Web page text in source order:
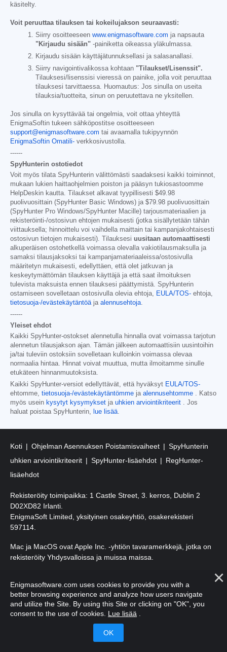
käsitelty.
Voit peruuttaa tilauksen tai kokeilujakson seuraavasti:
Siirry osoitteeseen www.enigmasoftware.com ja napsauta
"Kirjaudu sisään" -painiketta oikeassa yläkulmassa.
Kirjaudu sisään käyttäjätunnuksellasi ja salasanallasi.
Siirry navigointivalikossa kohtaan "Tilaukset/Lisenssit".
Tilauksesi/lisenssisi vieressä on painike, jolla voit peruuttaa
tilauksesi tarvittaessa. Huomautus: Jos sinulla on useita
tilauksia/tuotteita, sinun on peruutettava ne yksitellen.
Jos sinulla on kysyttävää tai ongelmia, voit ottaa yhteyttä
EnigmaSoftin tukeen sähköpostitse osoitteeseen
support@enigmasoftware.com tai avaamalla tukipyynnön
EnigmaSoftin Omatili- verkkosivustolla.
------
SpyHunterin ostotiedot
Voit myös tilata SpyHunterin välittömästi saadaksesi kaikki toiminnot,
mukaan lukien haittaohjelmien poiston ja pääsyn tukiosastoomme
HelpDeskin kautta. Tilaukset alkavat tyypillisesti $49.98
puolivuosittain (SpyHunter Basic Windows) ja $79.98 puolivuosittain
(SpyHunter Pro Windows/SpyHunter Macille) tarjousmateriaalien ja
rekisteröinti-/ostosivun ehtojen mukaisesti (jotka sisällytetään tähän
viittauksella; hinnoittelu voi vaihdella maittain tai kampanjakohtaisesti
ostosivun tietojen mukaisesti). Tilauksesi uusitaan automaattisesti
alkuperäisen ostohetkellä voimassa olevalla vakiotilausmaksulla ja
samaksi tilausjaksoksi tai kampanjamateriaaleissa/ostosivulla
määritetyn mukaisesti, edellyttäen, että olet jatkuvan ja
keskeytymättömän tilauksen käyttäjä ja että saat ilmoituksen
tulevista maksuista ennen tilauksesi päättymistä. SpyHunterin
ostamiseen sovelletaan ostosivulla olevia ehtoja, EULA/TOS- ehtoja,
tietosuoja-/evästekäytäntöäja alennusehtoja.
------
Yleiset ehdot
Kaikki SpyHunter-ostokset alennetulla hinnalla ovat voimassa tarjotun
alennetun tilausjakson ajan. Tämän jälkeen automaattisiin uusintoihin
ja/tai tuleviin ostoksiin sovelletaan kulloinkin voimassa olevaa
normaalia hintaa. Hinnat voivat muuttua, mutta ilmoitamme sinulle
etukäteen hinnanmuutoksista.
Kaikki SpyHunter-versiot edellyttävät, että hyväksyt EULA/TOS-
ehtomme, tietosuoja-/evästekäytäntömme ja alennusehtomme . Katso
myös usein kysytyt kysymykset ja uhkien arviointikriteerit . Jos
haluat poistaa SpyHunterin, lue lisää.
Koti Ohjelman Asennuksen Poistamisvaiheet
SpyHunterin
uhkien arviointikriteerit
SpyHunter-lisäehdot
RegHunter-
lisäehdot
Rekisteröity toimipaikka: 1 Castle Street, 3. kerros, Dublin 2
D02XD82 Irlanti.
EnigmaSoft Limited, yksityinen osakeyhtiö, osakerekisteri
597114.
Mac ja MacOS ovat Apple Inc. -yhtiön tavaramerkkejä, jotka on
rekisteröity Yhdysvalloissa ja muissa maissa.
pidätetään.
Enigmasoftware.com uses cookies to provide you with a
better browsing experience and analyze how users navigate
and utilize the Site. By using this Site or clicking on "OK", you
consent to the use of cookies. Lue lisää